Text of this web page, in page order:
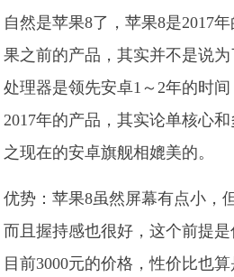
自然是苹果8了，苹果8是2017
果之前的产品，其实并不是说
处理器是领先安卓1～2年的时
2017年的产品，其实论单核心
之现在的安卓旗舰相媲美的。
优势：苹果8虽然屏幕有点小，
而且握持感也很好，这个前提是
目前3000元的价格，性价比也